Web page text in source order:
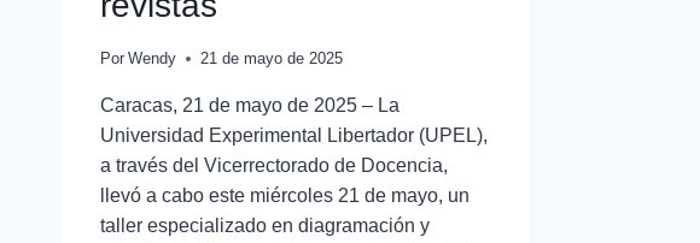
Por Wendy 21 de mayo de 2025
Caracas, 21 de mayo de 2025 – La
Universidad Experimental Libertador (UPEL),
a través del Vicerrectorado de Docencia,
llevó a cabo este miércoles 21 de mayo, un
taller especializado en diagramación y